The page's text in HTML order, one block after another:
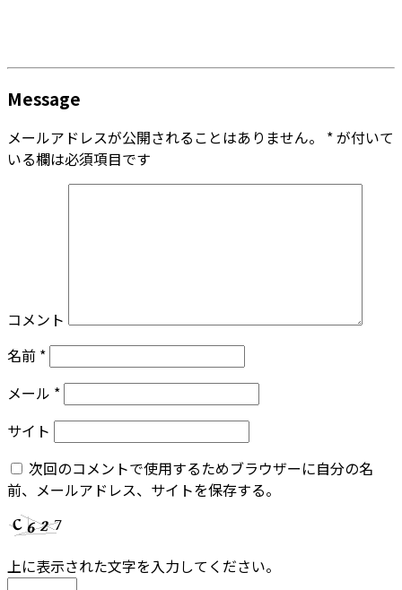
Message
メールアドレスが公開されることはありません。 *が付いて
いる欄は必須項目です
コメント
名前 *
メール *
サイト
次回のコメントで使用するためブラウザーに自分の名
前、メールアドレス、サイトを保存する。
上に表示された文字を入力してください。